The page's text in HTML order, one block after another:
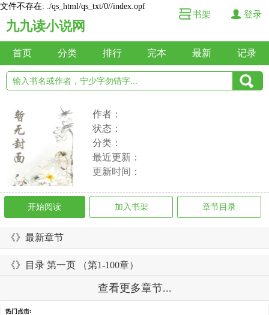
文件不存在: ./qs_html/qs_txt/0//index.opf
九九读小说网
书架 登录
首页 分类 排行 完本 最新 记录
作者：
状态：
分类：
最近更新：
更新时间：
开始阅读 加入书架 章节目录
《》最新章节
《》目录 第一页 （第1-100章）
查看更多章节...
热门点击: